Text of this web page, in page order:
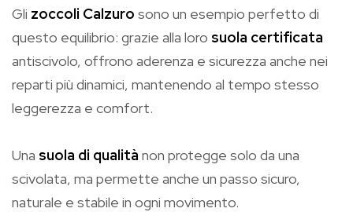
Gli zoccoli Calzuro sono un esempio perfetto di
questo equilibrio: grazie alla loro suola certificata
antiscivolo, offrono aderenza e sicurezza anche nei
reparti più dinamici, mantenendo al tempo stesso
leggerezza e comfort.
Una suola di qualità non protegge solo da una
scivolata, ma permette anche un passo sicuro,
naturale e stabile in ogni movimento.